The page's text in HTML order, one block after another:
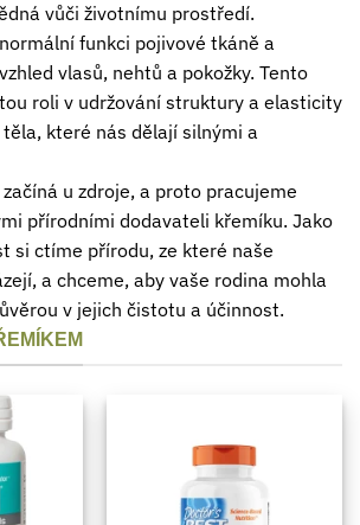
vůči životnímu prostředí.
funkci pojivové tkáně a
vlasů, nehtů a pokožky. Tento
roli v udržování struktury a elasticity
které nás dělají silnými a
u zdroje, a proto pracujeme
přírodními dodavateli křemíku. Jako
si ctíme přírodu, ze které naše
a chceme, aby vaše rodina mohla
v jejich čistotu a účinnost.